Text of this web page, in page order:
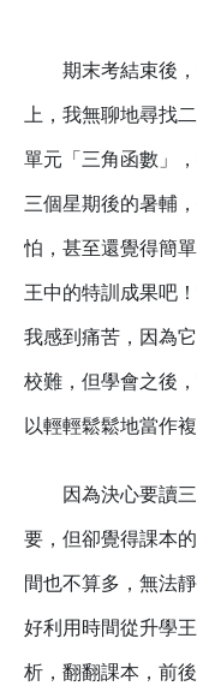
期末考結束後
上，我無聊地尋找
單元「三角函數」
三個星期後的暑輔
怕，甚至還覺得簡
王中的特訓成果吧
我感到痛苦，因為
校難，但學會之後
以輕輕鬆鬆地當作複
因為決心要讀
要，但卻覺得課本
間也不算多，無法
好利用時間從升學
析，翻翻課本，前